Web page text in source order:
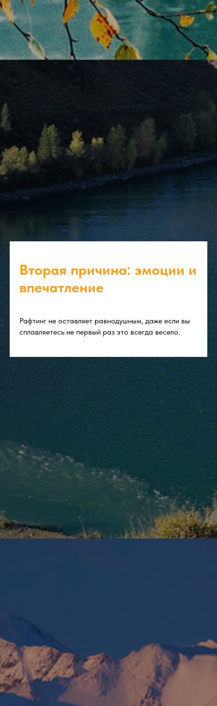
Вторая причина: эмоции и
впечатление
Рафтинг не оставляет равнодушным, даже если вы
сплавляетесь не первый раз это всегда весело.